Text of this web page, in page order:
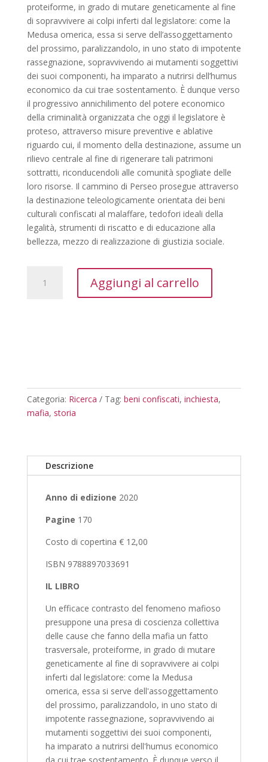
proteiforme, in grado di mutare geneticamente al fine
di sopravvivere ai colpi inferti dal legislatore: come la
Medusa omerica, essa si serve dell’assoggettamento
del prossimo, paralizzandolo, in uno stato di impotente
rassegnazione, sopravvivendo ai mutamenti soggettivi
dei suoi componenti, ha imparato a nutrirsi dell’humus
economico da cui trae sostentamento. È dunque verso
il progressivo annichilimento del potere economico
della criminalità organizzata che oggi il legislatore è
proteso, attraverso misure preventive e ablative
riguardo cui, il momento della destinazione, assume un
rilievo centrale al fine di rigenerare tali patrimoni
sottratti, riconducendoli alle comunità spogliate delle
loro risorse. Il cammino di Perseo prosegue attraverso
la destinazione teleologicamente orientata dei beni
culturali confiscati al malaffare, tedofori ideali della
legalità, strumenti di riscatto e di educazione alla
bellezza, mezzo di realizzazione di giustizia sociale.
destinazione
Aggiungi al carrello
Categoria: Ricerca Tag: beni confiscati, inchiesta,
mafia, storia
Descrizione
Anno di edizione 2020
Pagine 170
Costo di copertina € 12,00
ISBN 9788897033691
IL LIBRO
Un efficace contrasto del fenomeno mafioso
presuppone una presa di coscienza collettiva
delle cause che fanno della mafia un fatto
trasversale, proteiforme, in grado di mutare
geneticamente al fine di sopravvivere ai colpi
inferti dal legislatore: come la Medusa
omerica, essa si serve dell'assoggettamento
del prossimo, paralizzandolo, in uno stato di
impotente rassegnazione, sopravvivendo ai
mutamenti soggettivi dei suoi componenti,
ha imparato a nutrirsi dell'humus economico